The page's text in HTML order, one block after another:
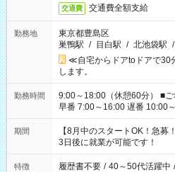
交通費 交通費全額支給
勤務地
東京都豊島区
巣鴨駅 / 目白駅 / 北池袋駅 /
≪自宅からドアtoドアで30
します。
勤務時間
9:00～18:00（休憩60分） ■ご希望があれば下記シフトもOK！
早番 7:00～16:00 遅番 10:00～
と休みを合わせたい」 「余裕
「できれば残業はしたくな
ね。 ※Wワーク希望の方へ 今ご覧のお仕事で希望する勤務時間
と、もう1つのお仕事の勤務
合は応募できません。
期間
【8月中のスタートOK！急
3日後に就業が可能です！
特徴 履歴書不要 / 40～50代活躍中 /